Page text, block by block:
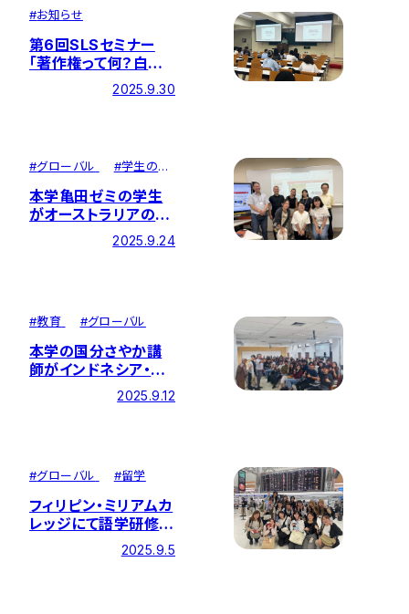
#お知らせ
第6回SLSセミナー
「著作権って何？白鳥
祭の攻略法」を開催し
2025.9.30
#グローバル #学生の活
本学亀田ゼミの学生
がオーストラリアの研
究者とディスカッショ
ンを行いました
2025.9.24
#教育 #グローバル
本学の国分さやか講
師がインドネシア・バ
ンドン工科大学にて授
業提供をしました
2025.9.12
#グローバル #留学
フィリピン・ミリアムカ
レッジにて語学研修を
2025.9.5